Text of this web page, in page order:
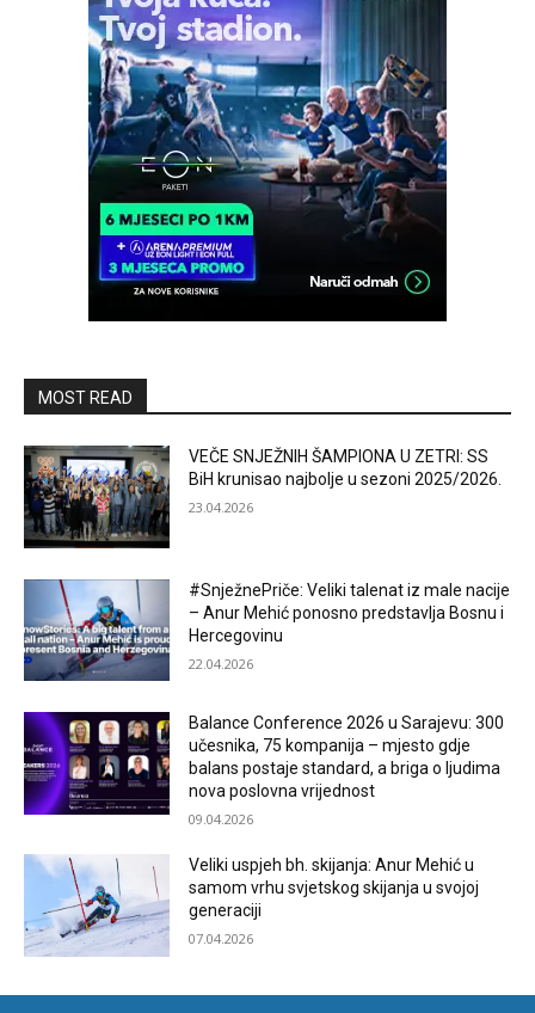
MOST READ
VEČE SNJEŽNIH ŠAMPIONA U ZETRI: SS
BiH krunisao najbolje u sezoni 2025/2026.
23.04.2026
#SnježnePriče: Veliki talenat iz male nacije
– Anur Mehić ponosno predstavlja Bosnu i
Hercegovinu
22.04.2026
Balance Conference 2026 u Sarajevu: 300
učesnika, 75 kompanija – mjesto gdje
balans postaje standard, a briga o ljudima
nova poslovna vrijednost
09.04.2026
Veliki uspjeh bh. skijanja: Anur Mehić u
samom vrhu svjetskog skijanja u svojoj
generaciji
07.04.2026